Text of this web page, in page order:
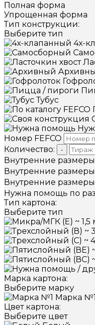
Полная форма
Упрощенная форма
Тип конструкции:
Выберите тип
4х-
Тубус
Номер FEFCO
Количество:
-
Внутренние размеры
Внутренние размеры
Внутренние размеры
Нужна помощь по
Тип картона:
Выберите тип
Марка картона:
Выберите марку
Марка №1
Цвет картона:
Выберите цвет